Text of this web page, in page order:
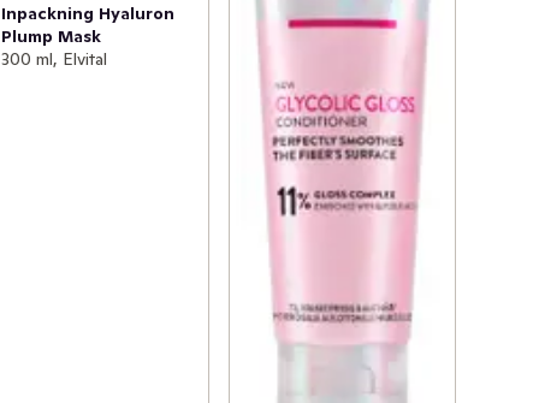
Inpackning Hyaluron
Plump Mask
300 ml, Elvital